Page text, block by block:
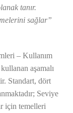
tanır.
sağlar”
– Kullanım
aşamalı
Standart, dört
Seviye
için temelleri